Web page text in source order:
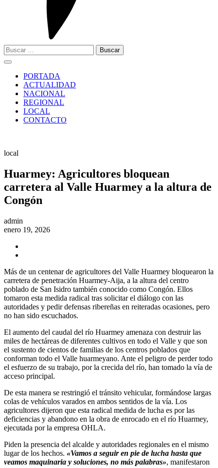
Buscar:
PORTADA
ACTUALIDAD
NACIONAL
REGIONAL
LOCAL
CONTACTO
local
Huarmey: Agricultores bloquean
carretera al Valle Huarmey a la altura de
Congón
admin
enero 19, 2026
Más de un centenar de agricultores del Valle Huarmey bloquearon la
carretera de penetración Huarmey-Aija, a la altura del centro
poblado de San Isidro también conocido como Congón. Ellos
tomaron esta medida radical tras solicitar el diálogo con las
autoridades y pedir defensas ribereñas en reiteradas ocasiones, pero
no han sido escuchados.
El aumento del caudal del río Huarmey amenaza con destruir las
miles de hectáreas de diferentes cultivos en todo el Valle y que son
el sustento de cientos de familias de los centros poblados que
conforman todo el Valle huarmeyano. Ante el peligro de perder todo
el esfuerzo de su trabajo, por la crecida del río, han tomado la vía de
acceso principal.
De esta manera se restringió el tránsito vehicular, formándose largas
colas de vehículos varados en ambos sentidos de la vía. Los
agricultores dijeron que esta radical medida de lucha es por las
deficiencias y abandono en la obra de enrocado en el río Huarmey,
ejecutada por la empresa OHLA.
Piden la presencia del alcalde y autoridades regionales en el mismo
lugar de los hechos. «Vamos a seguir en pie de lucha hasta que
veamos maquinaria y soluciones, no más palabras», manifestaron